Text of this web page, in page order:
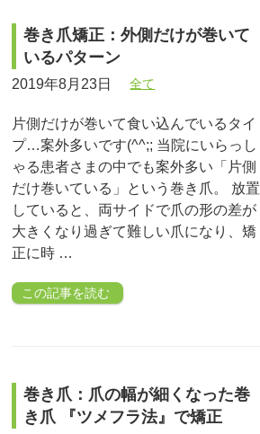
巻き爪矯正：外側だけが巻いて
いるパターン
2019年8月23日 全て
片側だけが巻いて食い込んでいるタイ
プ…案外多いです(^^;; 当院にいらっし
ゃる患者さまの中でも案外多い「片側
だけ巻いている」という巻き爪。 放置
していると、両サイドで爪の形の差が
大きくなり過ぎて難しい爪になり、矯
正に時 …
この記事を読む
巻き爪：爪の幅が細くなった巻
き爪 『ツメフラ法』で矯正